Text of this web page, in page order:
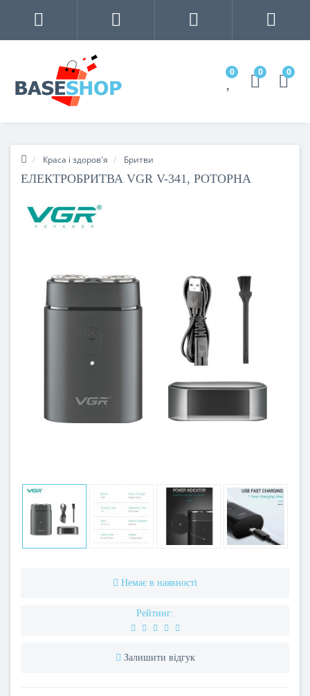
0 0 0
Краса і здоров'я Бритви
ЕЛЕКТРОБРИТВА VGR V-341, РОТОРНА
Немає в наявності
Рейтинг:
Залишити відгук